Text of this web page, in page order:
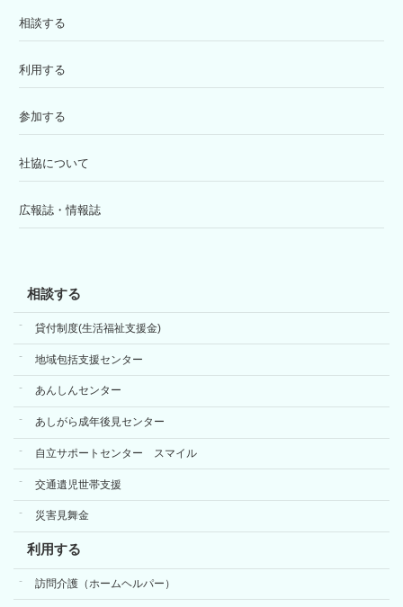
相談する
利用する
参加する
社協について
広報誌・情報誌
相談する
貸付制度(生活福祉支援金)
地域包括支援センター
あんしんセンター
あしがら成年後見センター
自立サポートセンター スマイル
交通遺児世帯支援
災害見舞金
利用する
訪問介護（ホームヘルパー）